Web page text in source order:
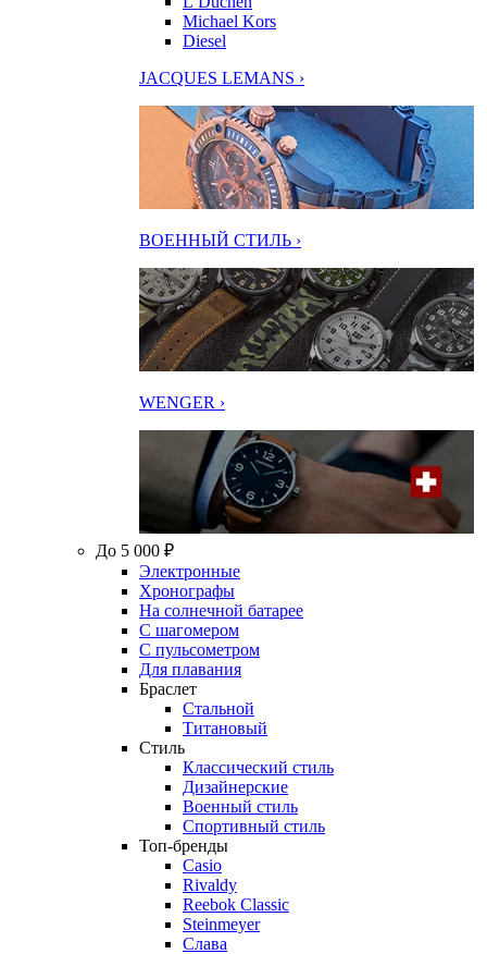
Michael Kors
Diesel
JACQUES LEMANS ›
ВОЕННЫЙ СТИЛЬ ›
WENGER ›
До 5 000 ₽
Электронные
Хронографы
На солнечной батарее
С шагомером
С пульсометром
Для плавания
Браслет
Стальной
Титановый
Стиль
Классический стиль
Дизайнерские
Военный стиль
Спортивный стиль
Топ-бренды
Casio
Rivaldy
Reebok Classic
Steinmeyer
Слава